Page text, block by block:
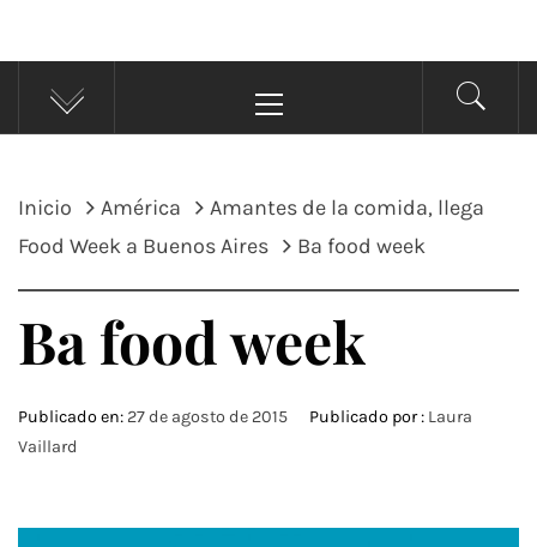
principal
Inicio América
Amantes de la comida, llega
Food Week a Buenos Aires
Ba food week
Ba food week
Publicado en: 27 de agosto de 2015 Publicado por : Laura
Vaillard